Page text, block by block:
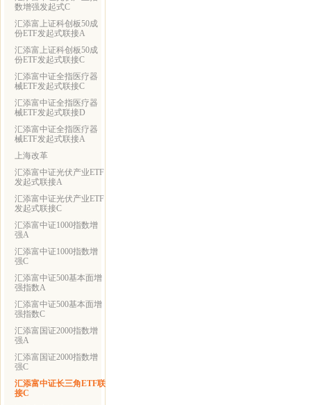
数增强发起式C
汇添富上证科创板50成
份ETF发起式联接A
汇添富上证科创板50成
份ETF发起式联接C
汇添富中证全指医疗器
械ETF发起式联接C
汇添富中证全指医疗器
械ETF发起式联接D
汇添富中证全指医疗器
械ETF发起式联接A
上海改革
汇添富中证光伏产业ETF
发起式联接A
汇添富中证光伏产业ETF
发起式联接C
汇添富中证1000指数增
强A
汇添富中证1000指数增
强C
汇添富中证500基本面增
强指数A
汇添富中证500基本面增
强指数C
汇添富国证2000指数增
强A
汇添富国证2000指数增
强C
汇添富中证长三角ETF联
接C